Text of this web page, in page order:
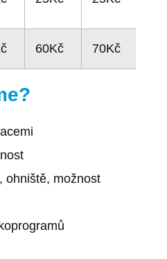
60Kč 70Kč
ohniště, možnost